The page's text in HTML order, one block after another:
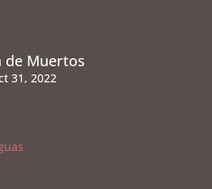
de Muertos
31, 2022